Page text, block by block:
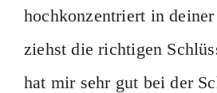
hochkonzentriert in
ziehst die richtigen
hat mir sehr gut bei der